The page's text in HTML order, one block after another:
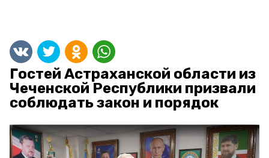
Гостей Астраханской области из
Чеченской Республики призвали
соблюдать закон и порядок